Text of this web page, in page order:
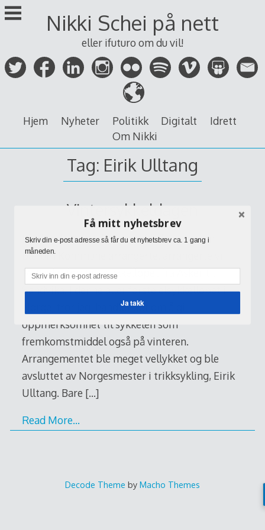
Skip
to
Nikki Schei på nett
eller ifuturo om du vil!
Hjem Nyheter Politikk Digitalt
Idrett
Om Nikki
Tag: Eirik Ulltang
Vintersykkeldagen
I forbindelse med Vintersykkeldagen som
Bærum Kommune arrangerte, arrangerte vi i
MDG det første Elsykkelløpet fra Asker til
Sandvika. I denne aller første elsykkelløpet i
Norge, tror jeg, handlet det om å gi
oppmerksomhet til sykkelen som
fremkomstmiddel også på vinteren.
Arrangementet ble meget vellykket og ble
avsluttet av Norgesmester i trikksykling, Eirik
Ulltang. Bare […]
Read More…
Decode Theme by Macho Themes
Få mitt nyhetsbrev
Skriv din e-post adresse så får du et nyhetsbrev ca. 1 gang i
måneden.
Ja takk